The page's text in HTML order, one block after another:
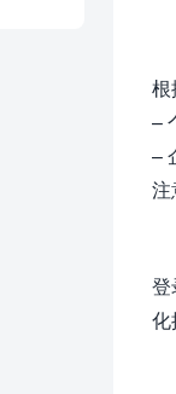
根
–
–
注
登
化